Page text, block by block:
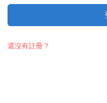
還沒有註冊？